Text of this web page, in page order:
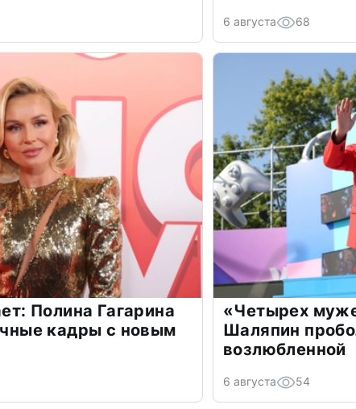
6 августа 68
Полина Гагарина
кадры с новым
«Четырех
Шаляпин
возлюбленной
6 августа 54